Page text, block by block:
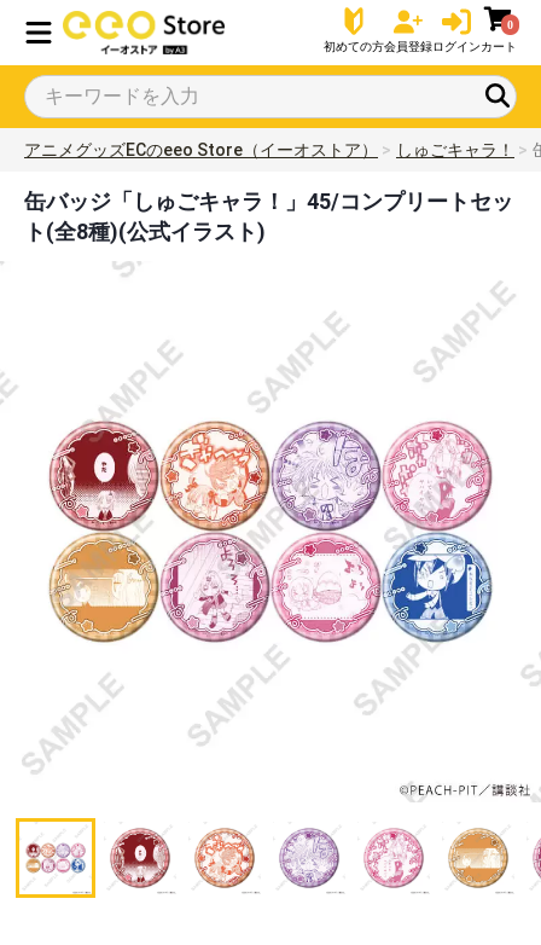
初めての方会員登録ログイン
0
カート
アニメグッズECのeeo Store（イーオストア） しゅごキャラ！
缶バッジ「しゅごキャラ！」45/コンプリートセッ
ト(全8種)(公式イラスト)